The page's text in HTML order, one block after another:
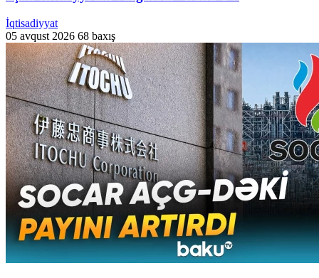
İqtisadiyyat
05 avqust 2026 68 baxış